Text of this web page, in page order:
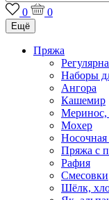
0 0
Ещё
Пряжа
Наборы
Ангора
Кашемир
Меринос,
Мохер
Пряжа с
Рафия
Смесовки
Шёлк,